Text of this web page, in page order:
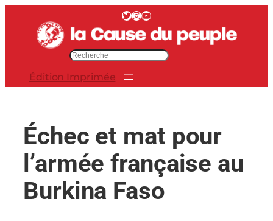
contenu
Twitter InstagramYouTube
r
Édition Imprimée
Échec et mat pour
l’armée française au
Burkina Faso